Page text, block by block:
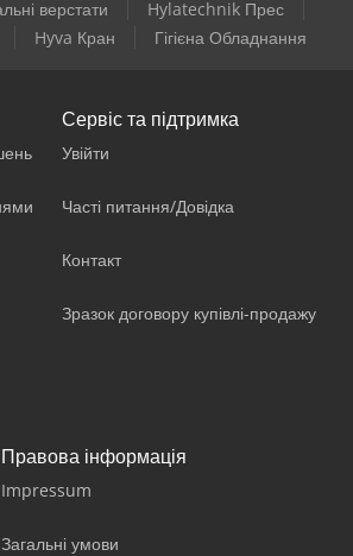
верстати
Hylatechnik Прес
Hyva Кран Гігієна Обладнання
Сервіс та підтримка
Увійти
Часті питання/Довідка
Контакт
Зразок договору купівлі-продажу
Правова інформація
Impressum
Загальні умови